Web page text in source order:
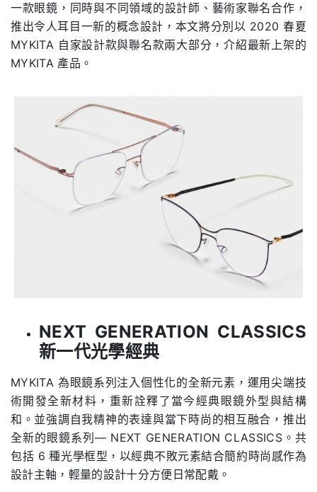
一款眼鏡，同時與不同領域的設計師、藝術家聯名合作，
推出令人耳目一新的概念設計，本文將分別以 2020 春夏
MYKITA 自家設計款與聯名款兩大部分，介紹最新上架的
MYKITA 產品。
NEXT GENERATION CLASSICS
新一代光學經典
MYKITA 為眼鏡系列注入個性化的全新元素，運用尖端技
術開發全新材料，重新詮釋了當今經典眼鏡外型與結構
和。並強調自我精神的表達與當下時尚的相互融合，推出
全新的眼鏡系列— NEXT GENERATION CLASSICS。共
包括 6 種光學框型，以經典不敗元素結合簡約時尚感作為
設計主軸，輕量的設計十分方便日常配戴。